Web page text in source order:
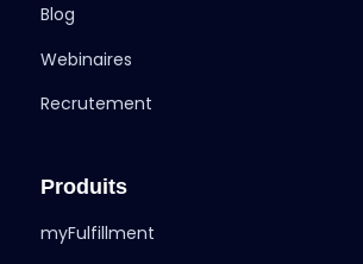
Blog
Webinaires
Recrutement
Produits
myFulfillment